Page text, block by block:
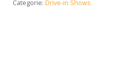
Categorie:Drive-in Shows